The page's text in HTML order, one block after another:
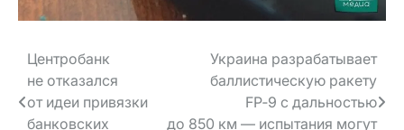
Навигация
по записям
Центробанк
не отказался
от идеи привязки
банковских
Украина разрабатывает
баллистическую ракету
FP‑9 с дальностью
до 850 км — испытания могут